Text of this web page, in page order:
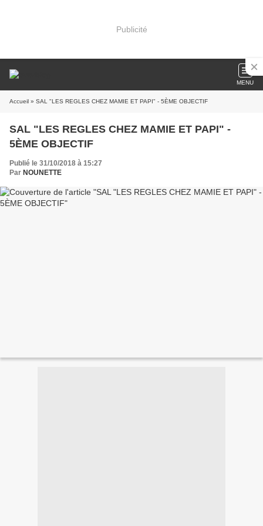
Publicité
MENU
Accueil » SAL "LES REGLES CHEZ MAMIE ET PAPI" - 5ÈME OBJECTIF
SAL "LES REGLES CHEZ MAMIE ET PAPI" -
5ÈME OBJECTIF
Publié le 31/10/2018 à 15:27
Par NOUNETTE